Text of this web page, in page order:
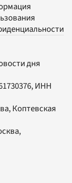
дня
ИНН
Коптевская
,